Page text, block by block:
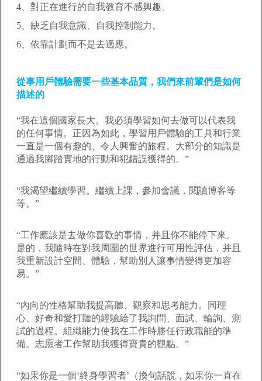
4、對正在進行的自我教育不感興趣。
5、缺乏自我意識、自我控制能力。
6、依靠計劃而不是去適應。
從事用戶體驗需要一些基本品質，我們來前輩們是如何
描述的
“我在這個國家長大。我必須學習如何去做可以代表我
的任何事情。正因為如此，學習用戶體驗的工具和行業
一直是一個有趣的、令人興奮的旅程。大部分的知識是
通過我腳踏實地的行動和犯錯誤獲得的。”
“我渴望繼續學習。繼續上課，參加會議，閱讀博客等
等。”
“工作應該是去做你喜歡的事情，并且你不能停下來。
是的，我隨時在對我周圍的世界進行可用性評估，并且
我重新設計空間、體驗，幫助別人讓事情變得更加容
易。”
“內向的性格幫助我提高聽、觀察和思考能力。同理
心、好奇和愛打聽的經驗給了我詢問、面試、輪詢、測
試的過程。組織能力使我在工作時勝任行政職能的準
備。志愿者工作幫助我獲得寶貴的觀點。”
“如果你是一個‘終身學習者’（換句話說，如果你一直在